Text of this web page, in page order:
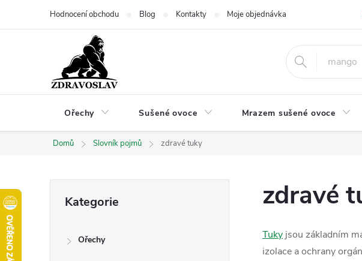
Hodnocení obchodu Blog Kontakty Moje objednávka GDPR a
Ořechy Sušené ovoce Mrazem sušené ovoce
Domů Slovník pojmů zdravé tuky
kategorie
Kategorie
Ořechy
zdravé
Tuky jsou základním
izolace a ochrany